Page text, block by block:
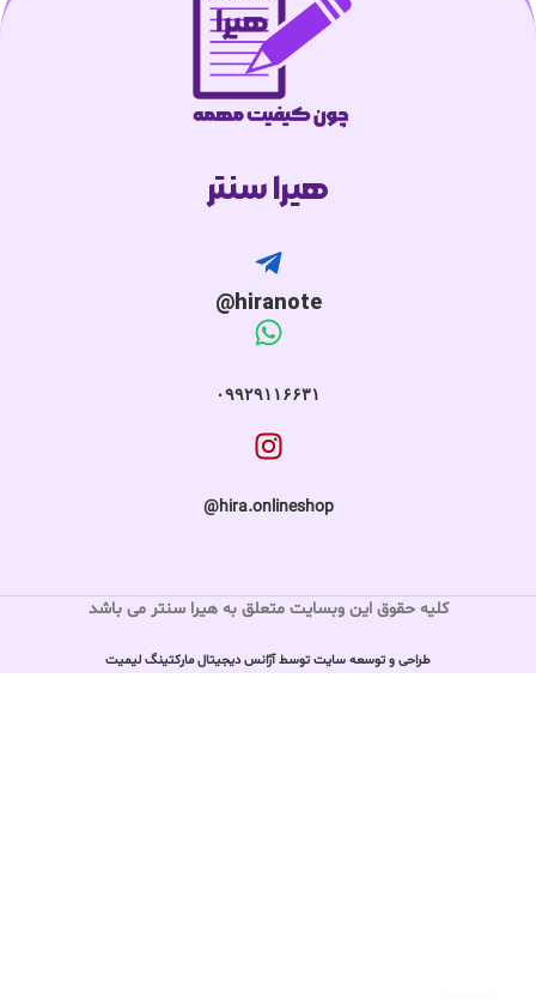
هیرا سنتر
hiranote@
۰۹۹۲۹۱۱۶۶۳۱
hira.onlineshop@
کلیه حقوق این وبسایت متعلق به هیرا سنتر می باشد
طراحی و توسعه سایت توسط آژانس دیجیتال مارکتینگ لیمیت